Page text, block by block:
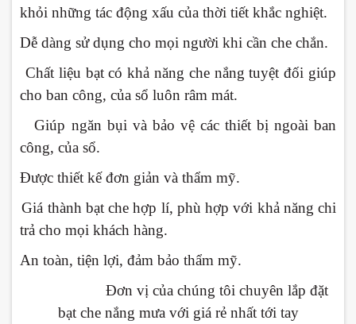
khỏi những tác động xấu của thời tiết khắc nghiệt.
Dễ dàng sử dụng cho mọi người khi cần che chắn.
Chất liệu bạt có khả năng che nắng tuyệt đối giúp
cho ban công, của sổ luôn râm mát.
Giúp ngăn bụi và bảo vệ các thiết bị ngoài ban
công, của sổ.
Được thiết kế đơn giản và thẩm mỹ.
Giá thành bạt che hợp lí, phù hợp với khả năng chi
trả cho mọi khách hàng.
An toàn, tiện lợi, đảm bảo thẩm mỹ.
Đơn vị của chúng tôi chuyên lắp đặt
bạt che nắng mưa với giá rẻ nhất tới tay